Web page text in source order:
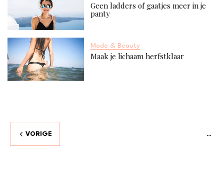
Geen ladders of gaatjes meer in je
panty
Mode & Beauty
Maak je lichaam herfstklaar
VORIGE …